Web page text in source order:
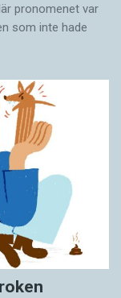
pronomenet var
som inte hade